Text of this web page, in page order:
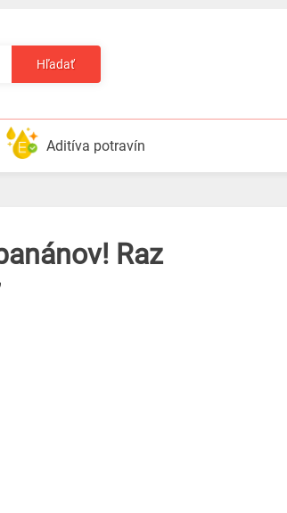
Hľadať
Aditíva potravín